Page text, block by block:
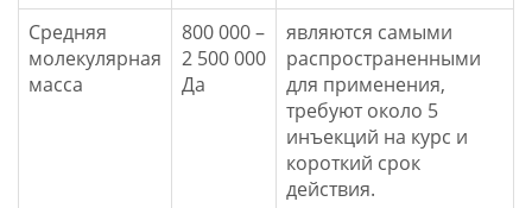
Средняя
молекулярная
масса
800 000 –
2 500 000
Да
являются самыми
распространенными
для применения,
требуют около 5
инъекций на курс и
короткий срок
действия.